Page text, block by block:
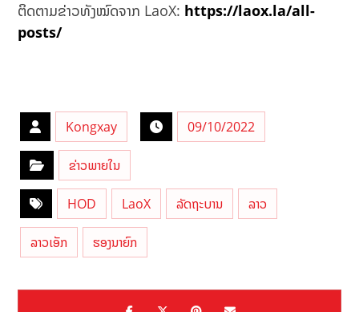
ຕິດຕາມຂ່າວທັງໝົດຈາກ LaoX: https://laox.la/all-
posts/
Kongxay 09/10/2022
ຂ່າວພາຍໃນ
HOD LaoX ລັດຖະບານ ລາວ
ລາວເອັກ ຮອງນາຍົກ